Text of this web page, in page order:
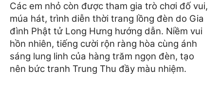
Các em nhỏ còn được tham gia trò chơi đố vui,
múa hát, trình diễn thời trang lồng đèn do Gia
đình Phật tử Long Hưng hướng dẫn. Niềm vui
hồn nhiên, tiếng cười rộn ràng hòa cùng ánh
sáng lung linh của hàng trăm ngọn đèn, tạo
nên bức tranh Trung Thu đầy màu nhiệm.